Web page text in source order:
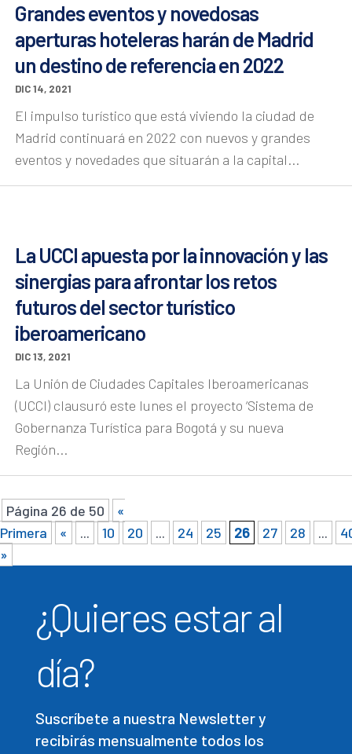
Grandes eventos y novedosas
aperturas hoteleras harán de Madrid
un destino de referencia en 2022
DIC 14, 2021
El impulso turístico que está viviendo la ciudad de
Madrid continuará en 2022 con nuevos y grandes
eventos y novedades que situarán a la capital...
La UCCI apuesta por la innovación y las
sinergias para afrontar los retos
futuros del sector turístico
iberoamericano
DIC 13, 2021
La Unión de Ciudades Capitales Iberoamericanas
(UCCI) clausuró este lunes el proyecto ‘Sistema de
Gobernanza Turística para Bogotá y su nueva
Región...
Página 26 de 50
«
Primera
« ... 10 20 ... 24 25 26 27 28 ...
»
¿Quieres estar al
día?
Suscríbete a nuestra Newsletter y
recibirás mensualmente todos los